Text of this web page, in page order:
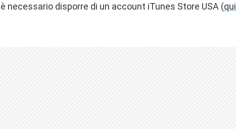
necessario disporre di un account iTunes Store USA (qui